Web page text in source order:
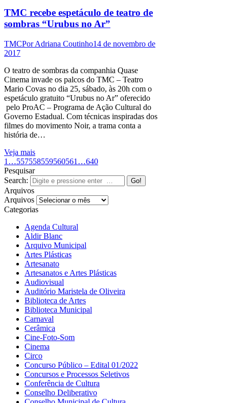
TMC recebe espetáculo de teatro de
sombras “Urubus no Ar”
TMCPorAdriana Coutinho14 de novembro de
2017
O teatro de sombras da companhia Quase
Cinema invade os palcos do TMC – Teatro
Mario Covas no dia 25, sábado, às 20h com o
espetáculo gratuito “Urubus no Ar” oferecido
pelo ProAC – Programa de Ação Cultural do
Governo Estadual. Com técnicas inspiradas dos
filmes do movimento Noir, a trama conta a
história de…
Veja mais
1 …557558559560561 …640
Pesquisar
Search:
Arquivos
Arquivos
Categorias
Agenda Cultural
Aldir Blanc
Arquivo Municipal
Artes Plásticas
Artesanato
Artesanatos e Artes Plásticas
Audiovisual
Auditório Maristela de Oliveira
Biblioteca de Artes
Biblioteca Municipal
Carnaval
Cerâmica
Cine-Foto-Som
Cinema
Circo
Concurso Público – Edital 01/2022
Concursos e Processos Seletivos
Conferência de Cultura
Conselho Deliberativo